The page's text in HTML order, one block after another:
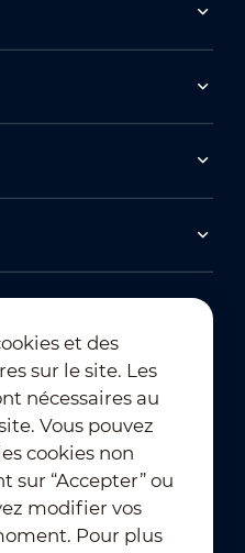
la newsletter
et des
sur le site. Les
nécessaires au
Vous pouvez
cookies non
sur “Accepter” ou
modifier vos
Pour plus